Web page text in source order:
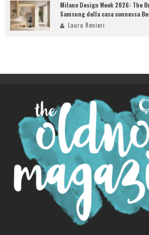
Milano Design Week 2026: The
Samsung della casa connessa
Laura Renieri